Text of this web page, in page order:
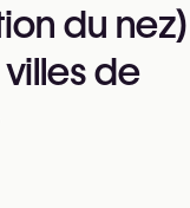
du nez)
de